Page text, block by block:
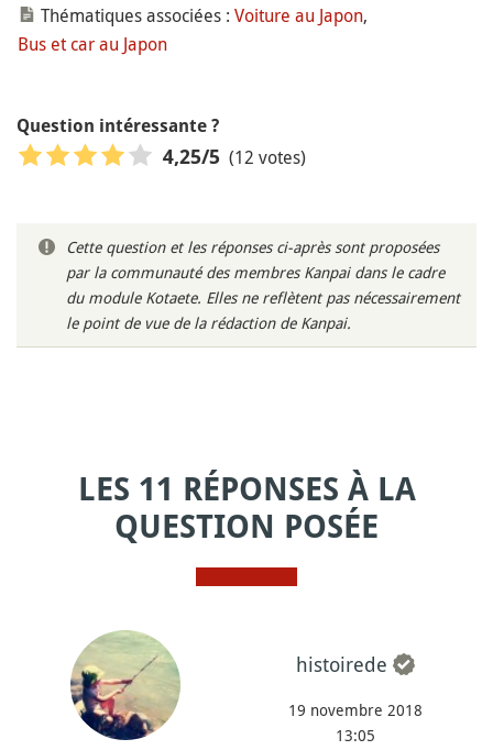
Thématiques associées : Voiture au Japon,
Bus et car au Japon
Question intéressante ?
4,25/5 (12 votes)
Cette question et les réponses ci-après sont proposées
par la communauté des membres Kanpai dans le cadre
du module Kotaete. Elles ne reflètent pas nécessairement
le point de vue de la rédaction de Kanpai.
LES 11 RÉPONSES À LA
QUESTION POSÉE
histoirede
19 novembre 2018
13:05